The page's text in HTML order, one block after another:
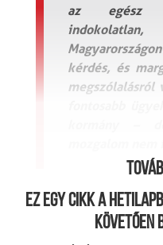
az egész
kérdés, és
megszólalásról
Ez egy cikk a
követően